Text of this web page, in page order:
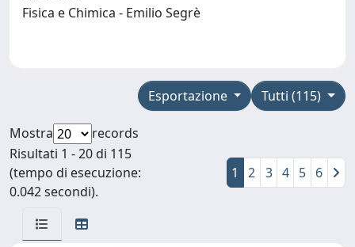
Fisica e Chimica - Emilio Segrè
Tutti (115)
Esportazione
Mostra
records
Risultati 1 - 20 di 115
(tempo di esecuzione:
0.042 secondi).
1 2 3 4 5 6